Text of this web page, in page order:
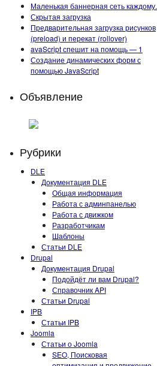
Маленькая баннерная сеть каждому.
Скрытая загрузка
Предварительная загрузка рисунков
(preload) и перекат (rollover)
avaScript спешит на помощь — 1
Создание динамических форм с
помощью JavaScript
Объявление
Рубрики
DLE
Документация DLE
Общая информация
Работа с админпанелью
Работа с движком
Разработчикам
Шаблоны
Статьи DLE
Drupal
Документация Drupal
Подойдёт ли вам Drupal?
Справочник API
Статьи Drupal
IPB
Статьи IPB
Joomla
Статьи о Joomla
SEO, Поисковая